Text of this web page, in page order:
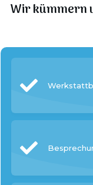
Wir kümmern